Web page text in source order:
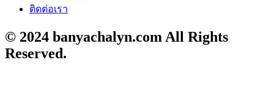
ติดต่อเรา
© 2024 banyachalyn.com All Rights
Reserved.